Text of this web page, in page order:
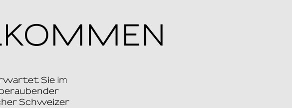
Sie im
Schweizer